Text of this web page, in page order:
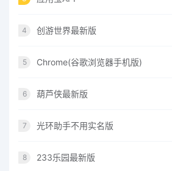
4 创游世界最新版
5 Chrome(谷歌浏览器手机版)
6 葫芦侠最新版
7 光环助手不用实名版
8 233乐园最新版